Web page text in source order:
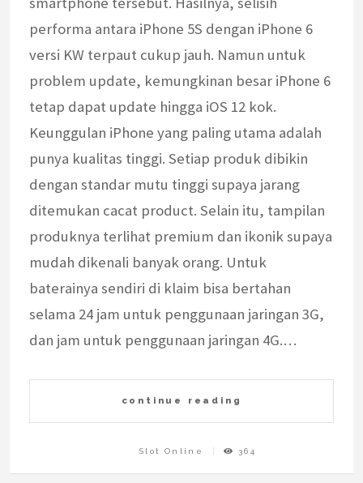
performa antara iPhone 5S dengan iPhone 6
versi KW terpaut cukup jauh. Namun untuk
problem update, kemungkinan besar iPhone 6
tetap dapat update hingga iOS 12 kok.
Keunggulan iPhone yang paling utama adalah
punya kualitas tinggi. Setiap produk dibikin
dengan standar mutu tinggi supaya jarang
ditemukan cacat product. Selain itu, tampilan
produknya terlihat premium dan ikonik supaya
mudah dikenali banyak orang. Untuk
baterainya sendiri di klaim bisa bertahan
selama 24 jam untuk penggunaan jaringan 3G,
dan jam untuk penggunaan jaringan 4G.…
continue reading
Slot Online 364